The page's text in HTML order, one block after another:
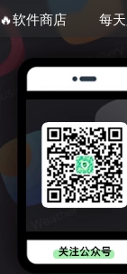
🔥软件商店 每